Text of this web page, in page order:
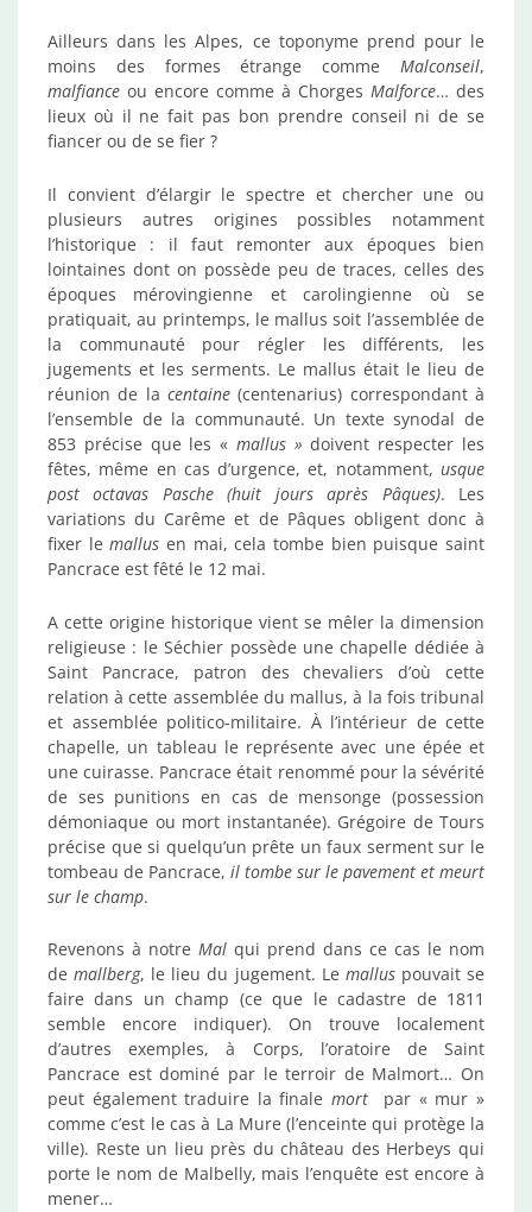
Ailleurs dans les Alpes, ce toponyme prend pour le
moins des formes étrange comme Malconseil,
malfiance ou encore comme à Chorges Malforce… des
lieux où il ne fait pas bon prendre conseil ni de se
fiancer ou de se fier ?
Il convient d’élargir le spectre et chercher une ou
plusieurs autres origines possibles notamment
l’historique : il faut remonter aux époques bien
lointaines dont on possède peu de traces, celles des
époques mérovingienne et carolingienne où se
pratiquait, au printemps, le mallus soit l’assemblée de
la communauté pour régler les différents, les
jugements et les serments. Le mallus était le lieu de
réunion de la centaine (centenarius) correspondant à
l’ensemble de la communauté. Un texte synodal de
853 précise que les « mallus » doivent respecter les
fêtes, même en cas d’urgence, et, notamment, usque
post octavas Pasche (huit jours après Pâques). Les
variations du Carême et de Pâques obligent donc à
fixer lemallus en mai, cela tombe bien puisque saint
Pancrace est fêté le 12 mai.
A cette origine historique vient se mêler la dimension
religieuse : le Séchier possède une chapelle dédiée à
Saint Pancrace, patron des chevaliers d’où cette
relation à cette assemblée du mallus, à la fois tribunal
et assemblée politico-militaire. À l’intérieur de cette
chapelle, un tableau le représente avec une épée et
une cuirasse. Pancrace était renommé pour la sévérité
de ses punitions en cas de mensonge (possession
démoniaque ou mort instantanée). Grégoire de Tours
précise que si quelqu’un prête un faux serment sur le
tombeau de Pancrace, il tombe sur le pavement et meurt
sur le champ.
Revenons à notre Mal qui prend dans ce cas le nom
demallberg, le lieu du jugement. Le malluspouvait se
faire dans un champ (ce que le cadastre de 1811
semble encore indiquer). On trouve localement
d’autres exemples, à Corps, l’oratoire de Saint
Pancrace est dominé par le terroir de Malmort… On
peut également traduire la finale mort par « mur »
comme c’est le cas à La Mure (l’enceinte qui protège la
ville). Reste un lieu près du château des Herbeys qui
porte le nom de Malbelly, mais l’enquête est encore à
mener…